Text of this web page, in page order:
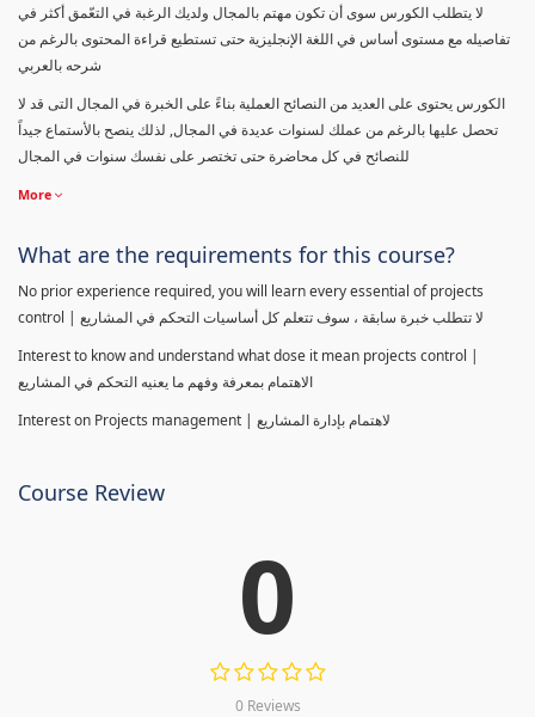
لا يتطلب الكورس سوى أن تكون مهتم بالمجال ولديك الرغبة في التعّمق أكثر في
تفاصيله مع مستوى أساس في اللغة الإنجليزية حتى تستطيع قراءة المحتوى بالرغم من
شرحه بالعربي
الكورس يحتوى على العديد من النصائح العملية بناءً على الخبرة في المجال التى قد لا
تحصل عليها بالرغم من عملك لسنوات عديدة في المجال, لذلك ينصح بالأستماع جيداً
للنصائح في كل محاضرة حتى تختصر على نفسك سنوات في المجال
More
What are the requirements for this course?
No prior experience required, you will learn every essential of projects
control | لا تتطلب خبرة سابقة ، سوف تتعلم كل أساسيات التحكم في المشاريع
Interest to know and understand what dose it mean projects control |
الاهتمام بمعرفة وفهم ما يعنيه التحكم في المشاريع
Interest on Projects management | لاهتمام بإدارة المشاريع
Course Review
0
0 Reviews